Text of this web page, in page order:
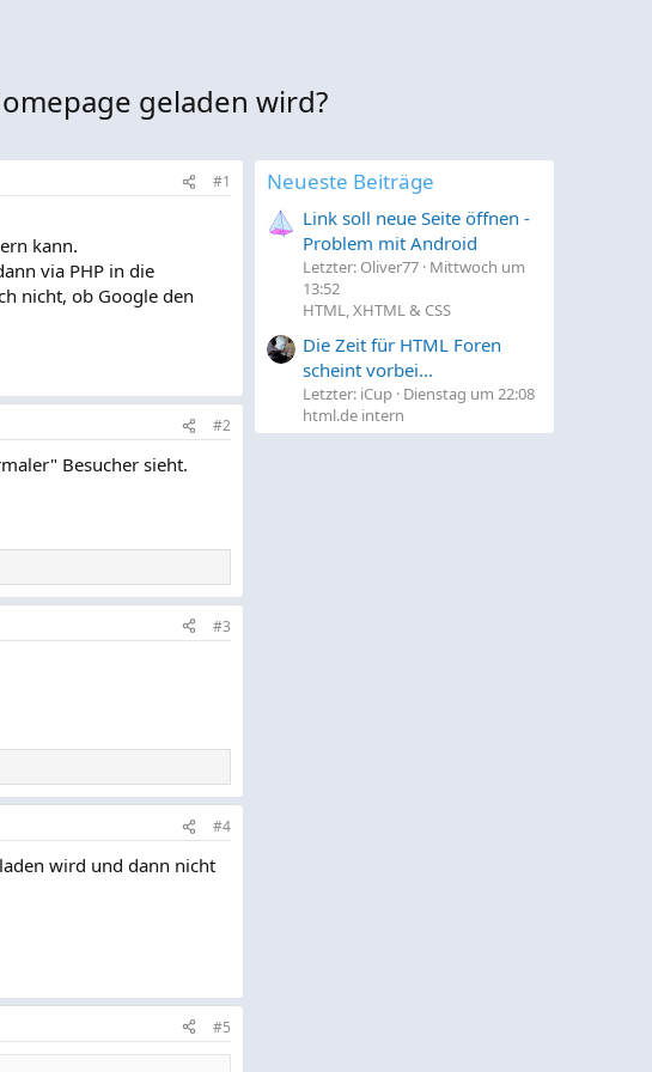
geladen wird?
#1
kann.
via PHP in die
nicht, ob Google den
#2
Besucher sieht.
#3
#4
wird und dann nicht
#5
Neueste Beiträge
Link soll neue Seite öffnen -
Problem mit Android
Letzter: Oliver77 Mittwoch um
13:52
HTML, XHTML & CSS
Die Zeit für HTML Foren
scheint vorbei...
Letzter: iCup Dienstag um 22:08
html.de intern